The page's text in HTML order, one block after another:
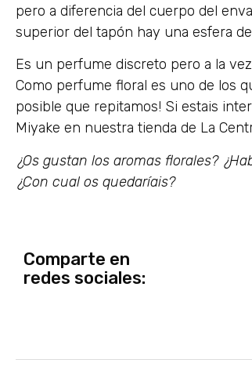
pero a diferencia del cuerpo del
superior del tapón hay una esfera
Es un perfume discreto pero a la
Como perfume floral es uno de los
posible que repitamos! Si estais
Miyake en nuestra tienda de La
¿Os gustan los aromas florales?
¿Con cual os quedaríais?
Comparte en
redes sociales: